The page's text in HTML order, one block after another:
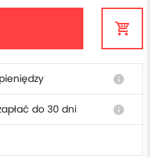
info
do 30 dni info